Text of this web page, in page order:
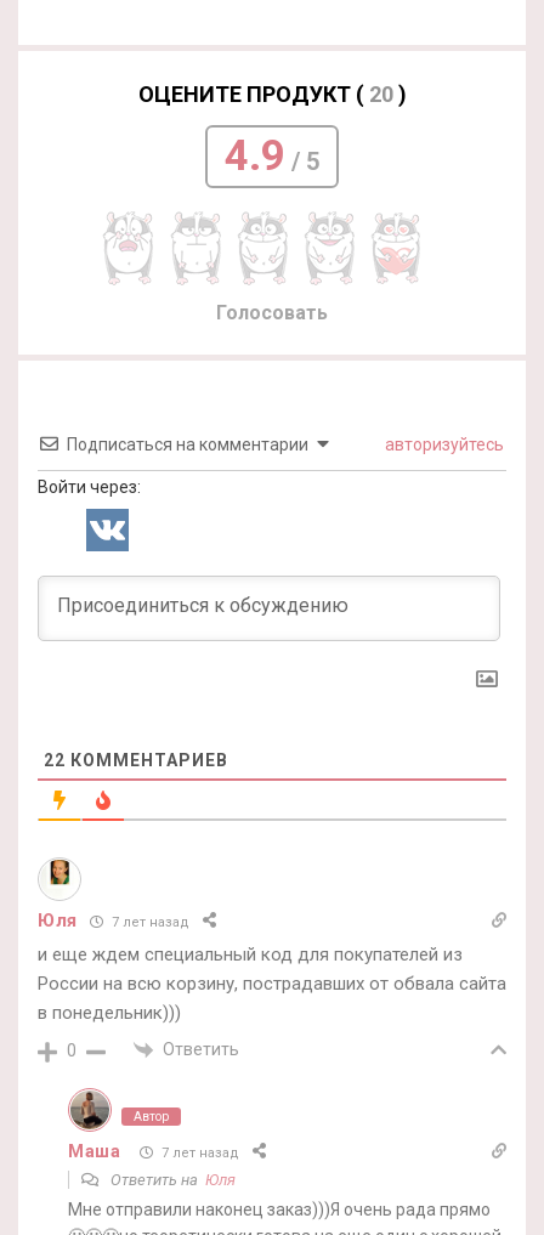
ОЦЕНИТЕ ПРОДУКТ ( 20)
4.9 / 5
Голосовать
Подписаться на комментарии авторизуйтесь
Войти через:
22 КОММЕНТАРИЕВ
Юля 7 лет назад
и еще ждем специальный код для покупателей из
России на всю корзину, пострадавших от обвала сайта
в понедельник)))
0 Ответить
Автор
Маша 7 лет назад
Ответить на Юля
Мне отправили наконец заказ)))Я очень рада прямо